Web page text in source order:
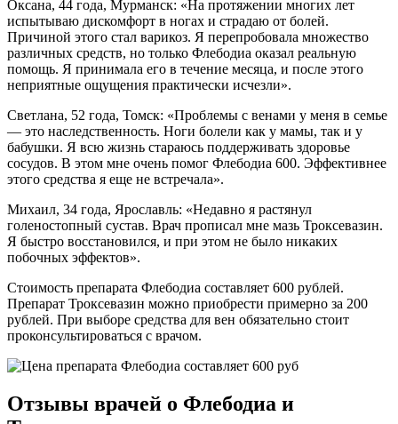
Оксана, 44 года, Мурманск: «На протяжении многих лет
испытываю дискомфорт в ногах и страдаю от болей.
Причиной этого стал варикоз. Я перепробовала множество
различных средств, но только Флебодиа оказал реальную
помощь. Я принимала его в течение месяца, и после этого
неприятные ощущения практически исчезли».
Светлана, 52 года, Томск: «Проблемы с венами у меня в семье
— это наследственность. Ноги болели как у мамы, так и у
бабушки. Я всю жизнь стараюсь поддерживать здоровье
сосудов. В этом мне очень помог Флебодиа 600. Эффективнее
этого средства я еще не встречала».
Михаил, 34 года, Ярославль: «Недавно я растянул
голеностопный сустав. Врач прописал мне мазь Троксевазин.
Я быстро восстановился, и при этом не было никаких
побочных эффектов».
Стоимость препарата Флебодиа составляет 600 рублей.
Препарат Троксевазин можно приобрести примерно за 200
рублей. При выборе средства для вен обязательно стоит
проконсультироваться с врачом.
Отзывы врачей о Флебодиа и